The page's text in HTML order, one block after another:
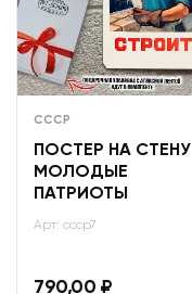
СССР
ПОСТЕР НА СТЕНУ
МОЛОДЫЕ
ПАТРИОТЫ
Арт: ссср7
790,00 ₽